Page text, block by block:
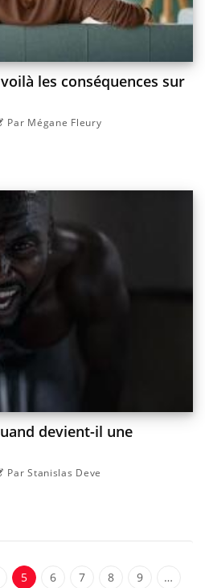
les conséquences sur
Par Mégane Fleury
devient-il une
Par Stanislas Deve
5 6 7 8 9
…